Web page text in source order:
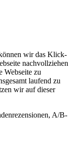
wir das Klick-
nachvollziehen
Webseite zu
laufend zu
wir auf dieser
A/B-